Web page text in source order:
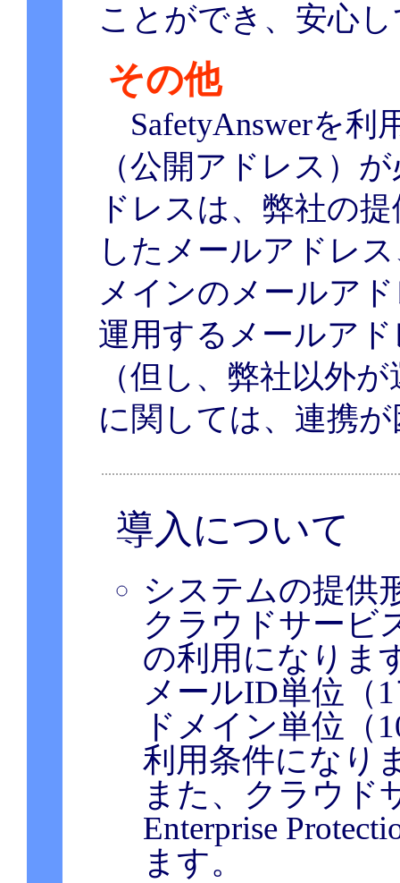
ことができ、安心
その他
SafetyAnswerを利
（公開アドレス）
ドレスは、弊社の
したメールアドレ
メインのメールア
運用するメールア
（但し、弊社以外
に関しては、連携
導入について
システムの提供
クラウドサービ
の利用になりま
メールID単位（
ドメイン単位（
利用条件になり
また、クラウド
Enterprise
ます。